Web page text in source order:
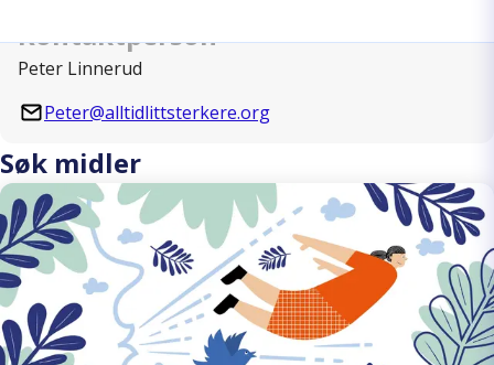
Kontaktperson
Peter Linnerud
Peter@alltidlittsterkere.org
Søk midler